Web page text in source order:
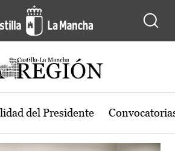
la región de Castilla-
del Presidente